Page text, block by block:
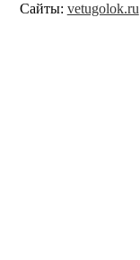
Сайты: vetugolok.ru